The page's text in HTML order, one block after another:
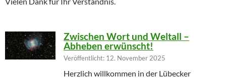
Zwischen Wort und Weltall –
Abheben erwünscht!
Veröffentlicht: 12. November 2025
Herzlich willkommen in der Lübecker